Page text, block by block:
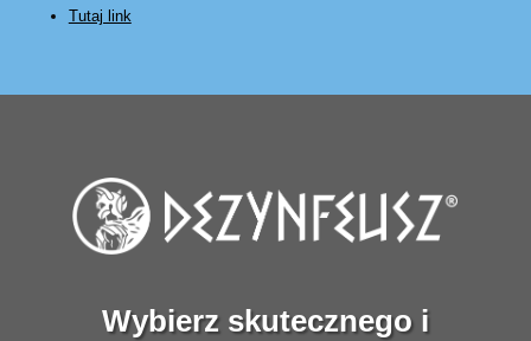
Tutaj link
Wybierz skutecznego i